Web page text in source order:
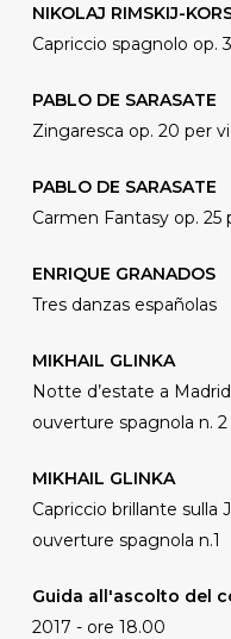
NIKOLAJ RIMSKIJ-
Capriccio spagnolo op.
PABLO DE SARASATE
Zingaresca op. 20 per
PABLO DE SARASATE
Carmen Fantasy op.
ENRIQUE GRANADOS
Tres danzas españolas
MIKHAIL GLINKA
Notte d’estate a Madrid
ouverture spagnola n. 2
MIKHAIL GLINKA
Capriccio brillante sulla
ouverture spagnola n.1
Guida all'ascolto del
2017 - ore 18.00